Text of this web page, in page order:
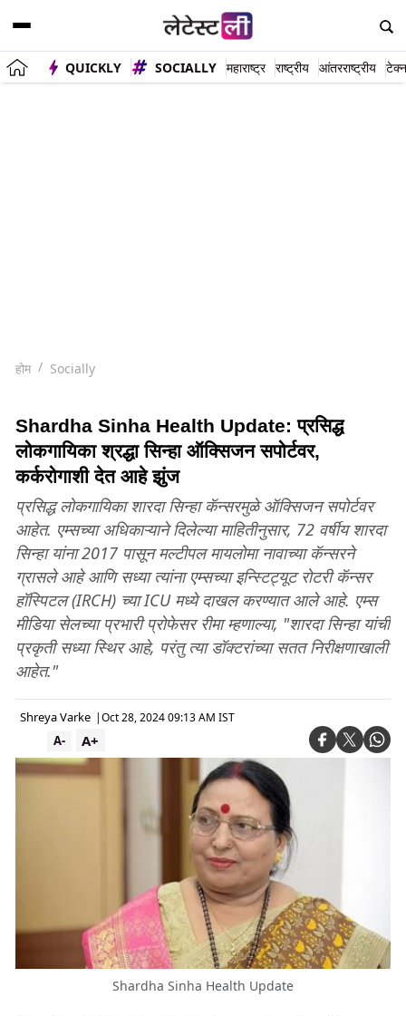
QUICKLY SOCIALLY महाराष्ट्र राष्ट्रीय आंतरराष्ट्रीय
होम Socially
Shardha Sinha Health Update: प्रसिद्ध
लोकगायिका श्रद्धा सिन्हा ऑक्सिजन सपोर्टवर,
कर्करोगाशी देत आहे झुंज
प्रसिद्ध लोकगायिका शारदा सिन्हा कॅन्सरमुळे ऑक्सिजन सपोर्टवर
आहेत. एम्सच्या अधिकाऱ्याने दिलेल्या माहितीनुसार, 72 वर्षीय शारदा
सिन्हा यांना 2017 पासून मल्टीपल मायलोमा नावाच्या कॅन्सरने
ग्रासले आहे आणि सध्या त्यांना एम्सच्या इन्स्टिट्यूट रोटरी कॅन्सर
हॉस्पिटल (IRCH) च्या ICU मध्ये दाखल करण्यात आले आहे. एम्स
मीडिया सेलच्या प्रभारी प्रोफेसर रीमा म्हणाल्या, "शारदा सिन्हा यांची
प्रकृती सध्या स्थिर आहे, परंतु त्या डॉक्टरांच्या सतत निरीक्षणाखाली
आहेत."
Shreya Varke |Oct 28, 2024 09:13 AM IST
A+
A-
Shardha Sinha Health Update